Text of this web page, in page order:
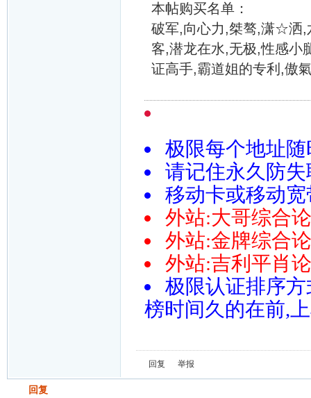
本帖购买名单：
破军,向心力,桀骜,潇☆洒,
客,潜龙在水,无极,性感小
证高手,霸道姐的专利,傲
极限每个地址
请记住永久防失
移动卡或移动
外站:大哥综合
外站:金牌综合
外站:吉利平肖
极限认证排序
榜时间久的在前,
回复 举报
回复